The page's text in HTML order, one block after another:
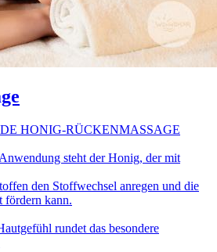
HONIG-RÜCKENMASSAGE
steht der Honig, der mit
den Stoffwechsel anregen und die
fördern kann.
rundet das besondere